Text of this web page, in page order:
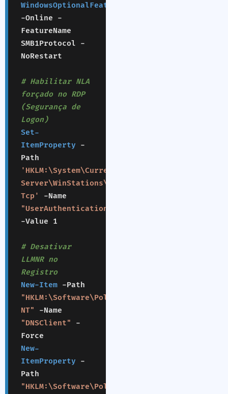
WindowsOptionalFeature
-Online -
FeatureName
SMB1Protocol -
NoRestart
# Habilitar NLA
forçado no RDP
(Segurança de
Logon)
Set-
ItemProperty -
Path
Server\WinStations\RDP-
Tcp'
-Name
"UserAuthentication"
-Value 1
# Desativar
LLMNR no
Registro
New-Item -Path
"HKLM:\Software\Policies\Microsoft\Windows
NT"
-Name
"DNSClient"
-
Force
New-
ItemProperty -
Path
"HKLM:\Software\Policies\Microsoft\Windows